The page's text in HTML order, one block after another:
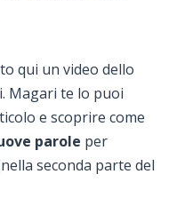
qui un video dello
Magari te lo puoi
e scoprire come
parole per
seconda parte del